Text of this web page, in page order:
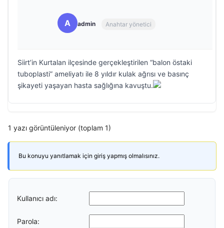
A admin Anahtar yönetici
Siirt’in Kurtalan ilçesinde gerçekleştirilen “balon östaki
tuboplasti” ameliyatı ile 8 yıldır kulak ağrısı ve basınç
şikayeti yaşayan hasta sağlığına kavuştu.
1 yazı görüntüleniyor (toplam 1)
Bu konuyu yanıtlamak için giriş yapmış olmalısınız.
Kullanıcı adı:
Parola: